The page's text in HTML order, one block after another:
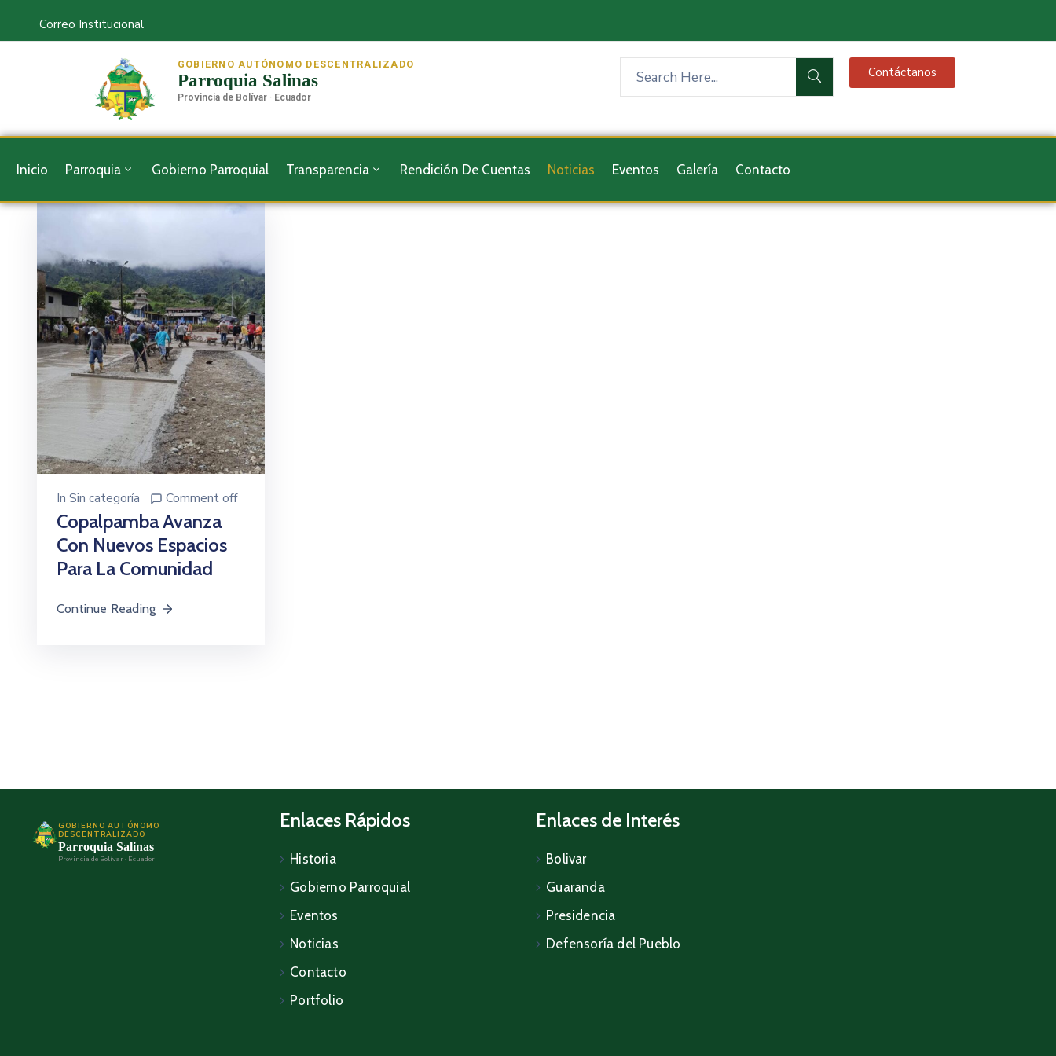
Correo Institucional
GOBIERNO AUTÓNOMO DESCENTRALIZADO
Parroquia Salinas
Provincia de Bolívar · Ecuador
Contáctanos
Inicio Parroquia Gobierno Parroquial Transparencia Rendición De Cuentas Noticias Eventos Galería Contacto
In Sin categoría Comment off
Copalpamba Avanza
Con Nuevos Espacios
Para La Comunidad
Continue Reading
GOBIERNO AUTÓNOMO
DESCENTRALIZADO
Parroquia Salinas
Provincia de Bolívar · Ecuador
Enlaces Rápidos
Historia
Gobierno Parroquial
Eventos
Noticias
Contacto
Portfolio
Enlaces de Interés
Bolivar
Guaranda
Presidencia
Defensoría del Pueblo